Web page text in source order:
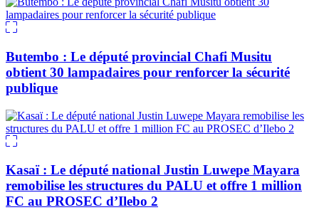
Butembo : Le député provincial Chafi Musitu
obtient 30 lampadaires pour renforcer la sécurité
publique
Kasaï : Le député national Justin Luwepe Mayara
remobilise les structures du PALU et offre 1 million
FC au PROSEC d’Ilebo 2